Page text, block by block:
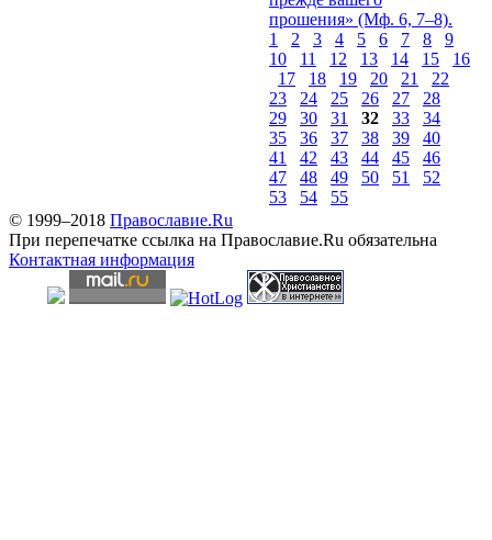
прошения» (Мф. 6, 7–8).
1
2 3 4 5 6 7 8
9
10
11 12 13 14 15
16
17
18 19 20 21
22
23
24 25 26 27
28
29
30 31 32 33
34
35
36 37 38 39
40
41
42 43 44 45
46
47
48 49 50 51
52
53
54
55
© 1999–2018 Православие.Ru
При перепечатке ссылка на Православие.Ru обязательна
Контактная информация